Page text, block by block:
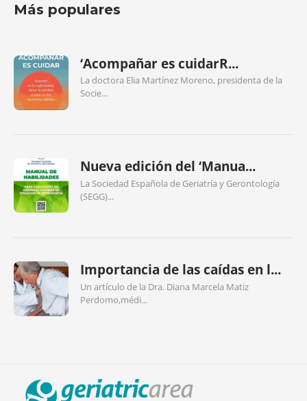
Más populares
‘Acompañar es cuidarR...
La doctora Elia Martínez Moreno, presidenta de la
Socie...
Nueva edición del ‘Manua...
La Sociedad Española de Geriatría y Gerontología
(SEGG)...
Importancia de las caídas en l...
Un artículo de la Dra. Diana Marcela Matiz
Perdomo,médi...